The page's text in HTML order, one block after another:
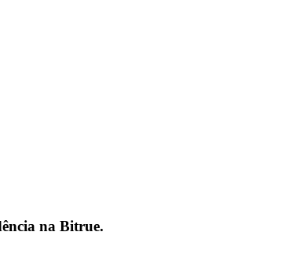
na Bitrue.